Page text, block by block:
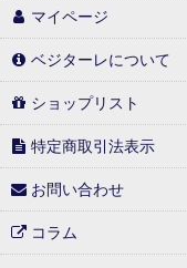
5,001円〜10,000円
10,001円以上
常温(冷蔵)と同梱可能商品
冷凍(冷蔵)と同梱可能商品
マイページ
ベジターレについて
ショップリスト
特定商取引法表示
お問い合わせ
コラム